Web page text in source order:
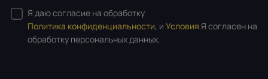
Я даю согласие на обработку
Политика конфиденциальности, и Условия Я согласен на
обработку персональных данных.